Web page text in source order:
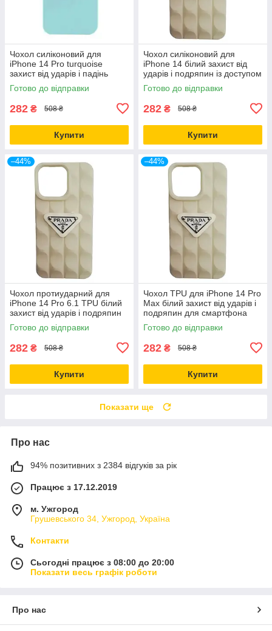
Чохол силіконовий для
iPhone 14 Pro turquoise
захист від ударів і падінь
легкий і міцний
Готово до відправки
282 ₴ 508 ₴
Купити
Чохол силіконовий для
iPhone 14 білий захист від
ударів і подряпин із доступом
до кнопок
Готово до відправки
282 ₴ 508 ₴
Купити
–44%
Чохол протиударний для
iPhone 14 Pro 6.1 TPU білий
захист від ударів і подряпин
Готово до відправки
282 ₴ 508 ₴
Купити
–44%
Чохол TPU для iPhone 14 Pro
Max білий захист від ударів і
подряпин для смартфона
Готово до відправки
282 ₴ 508 ₴
Купити
Показати ще
Про нас
94% позитивних з 2384 відгуків за рік
Працює з 17.12.2019
м. Ужгород
Грушевського 34, Ужгород, Україна
Контакти
Сьогодні працює з 08:00 до 20:00
Показати весь графік роботи
Про нас